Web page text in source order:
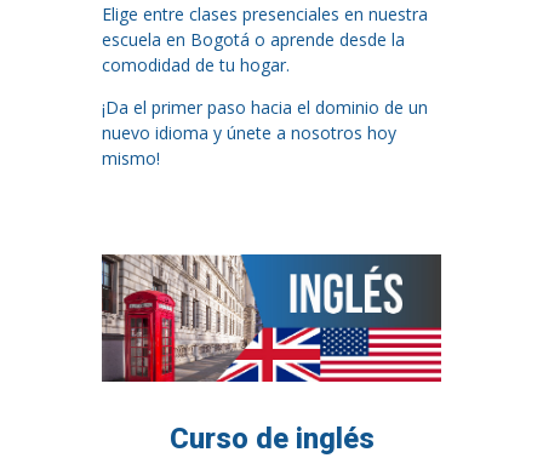
Elige entre clases presenciales en nuestra
escuela en Bogotá o aprende desde la
comodidad de tu hogar.
¡Da el primer paso hacia el dominio de un
nuevo idioma y únete a nosotros hoy
mismo!
Curso de inglés